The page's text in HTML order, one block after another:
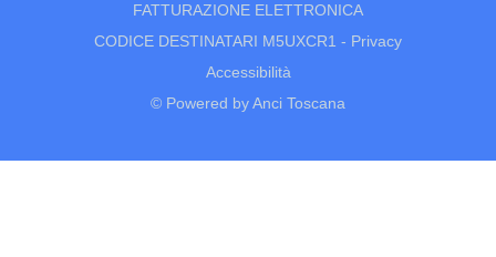
FATTURAZIONE ELETTRONICA
CODICE DESTINATARI M5UXCR1 - Privacy
Accessibilità
© Powered by Anci Toscana